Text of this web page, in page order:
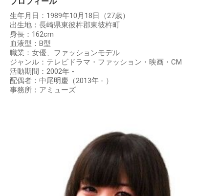
生年月日：1989年10月18日（27歳）
出生地：長崎県東彼杵郡東彼杵町
身長：162cm
血液型：B型
職業：女優、ファッションモデル
ジャンル：テレビドラマ・ファッション・映画・CM
活動期間：2002年 -
配偶者：中尾明慶（2013年 - ）
事務所：アミューズ